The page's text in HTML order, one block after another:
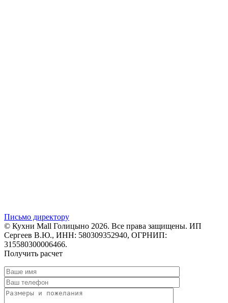
Письмо директору
© Кухни Mall Голицыно 2026. Все права защищены. ИП
Сергеев В.Ю., ИНН: 580309352940, ОГРНИП:
315580300006466.
Получить расчет